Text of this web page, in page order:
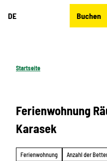
DE Buchen
Startseite
Ferienwohnung
Karasek
Ferienwohnung Anzahl der